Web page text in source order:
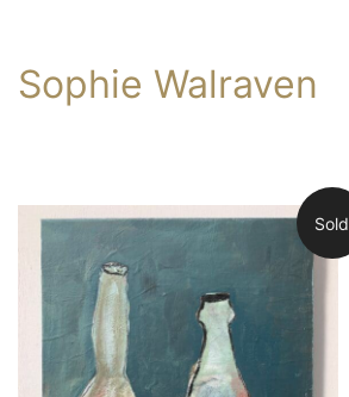
Sophie Walraven
Sold